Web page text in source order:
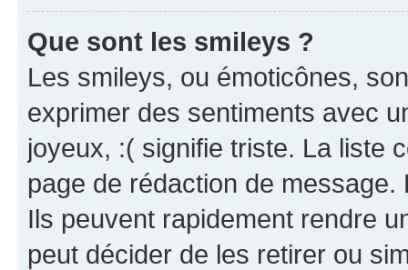
Que sont les smileys ?
Les smileys, ou émoticônes,
exprimer des sentiments avec
joyeux, :( signifie triste. La liste
page de rédaction de
Ils peuvent rapidement rendre
peut décider de les retirer ou